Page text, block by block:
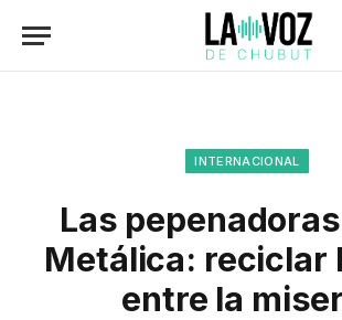
INTERNACIONAL
Las
Metálica: reciclar
entre la